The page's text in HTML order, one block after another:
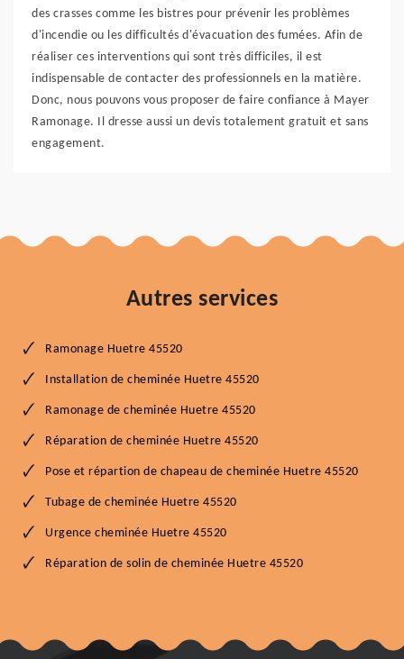
des crasses comme les bistres pour prévenir les problèmes
d'incendie ou les difficultés d'évacuation des fumées. Afin de
réaliser ces interventions qui sont très difficiles, il est
indispensable de contacter des professionnels en la matière.
Donc, nous pouvons vous proposer de faire confiance à Mayer
Ramonage. Il dresse aussi un devis totalement gratuit et sans
engagement.
Autres services
Ramonage Huetre 45520
Installation de cheminée Huetre 45520
Ramonage de cheminée Huetre 45520
Réparation de cheminée Huetre 45520
Pose et répartion de chapeau de cheminée Huetre 45520
Tubage de cheminée Huetre 45520
Urgence cheminée Huetre 45520
Réparation de solin de cheminée Huetre 45520